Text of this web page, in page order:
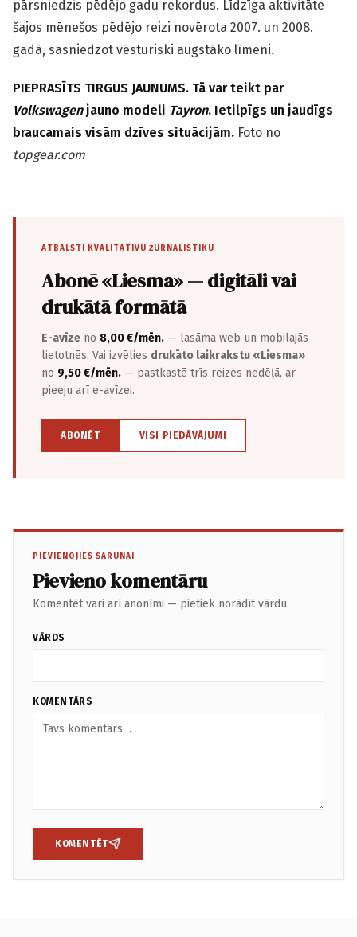
pārsniedzis pēdējo gadu rekordus. Līdzīga aktivitāte
šajos mēnešos pēdējo reizi novērota 2007. un 2008.
gadā, sasniedzot vēsturiski augstāko līmeni.
PIEPRASĪTS TIRGUS JAUNUMS. Tā var teikt par
Volkswagenjauno modeli Tayron. Ietilpīgs un jaudīgs
braucamais visām dzīves situācijām. Foto no
topgear.com
ATBALSTI KVALITATĪVU ŽURNĀLISTIKU
Abonē «Liesma» — digitāli vai
drukātā formātā
E-avīze no 8,00 €/mēn. — lasāma web un mobilajās
lietotnēs. Vai izvēlies drukāto laikrakstu «Liesma»
no 9,50 €/mēn. — pastkastē trīs reizes nedēļā, ar
pieeju arī e-avīzei.
ABONĒT VISI PIEDĀVĀJUMI
PIEVIENOJIES SARUNAI
Pievieno komentāru
Komentēt vari arī anonīmi — pietiek norādīt vārdu.
VĀRDS
KOMENTĀRS
KOMENTĒT